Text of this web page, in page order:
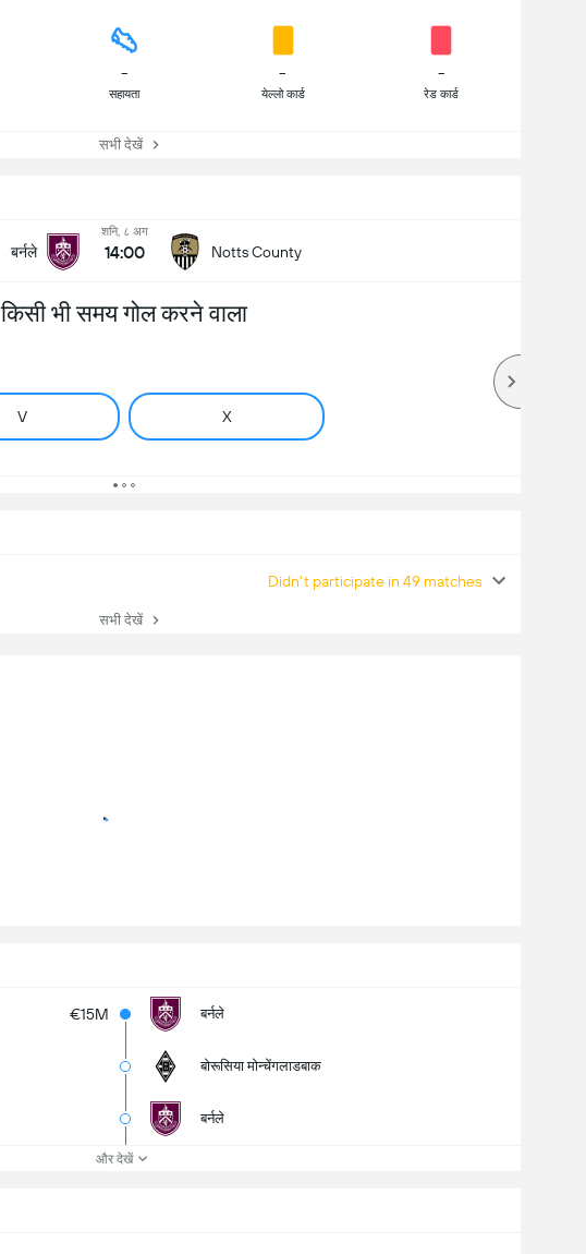
-
सहायता
-
येल्लो कार्ड
-
रेड कार्ड
सभी देखें
बर्नले
शनि, ८ अग
14:00 Notts County
किसी भी समय गोल करने वाला
V X
Didn't participate in 49 matches
सभी देखें
€15M बर्नले
बोरूसिया मोन्चेंगलाडबाक
बर्नले
और देखें